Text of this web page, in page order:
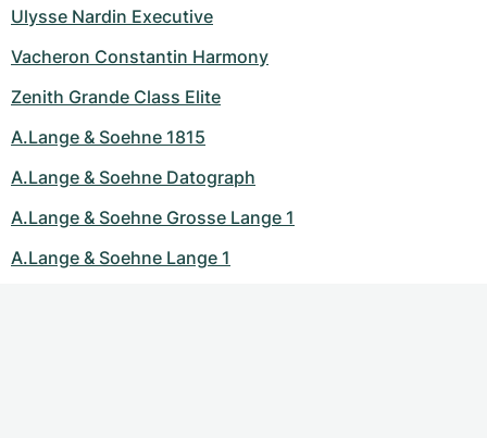
Ulysse Nardin Executive
Vacheron Constantin Harmony
Zenith Grande Class Elite
A.Lange & Soehne 1815
A.Lange & Soehne Datograph
A.Lange & Soehne Grosse Lange 1
A.Lange & Soehne Lange 1